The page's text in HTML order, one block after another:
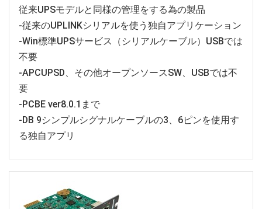
従来UPSモデルと同様の管理をする為の製品
-従来のUPLINKシリアルを使う独自アプリケーション
-Win標準UPSサービス（シリアルケーブル）USBでは
不要
-APCUPSD、その他オープンソースSW、USBでは不
要
-PCBE ver8.0.1まで
-DB 9シンプルシグナルケーブルの3、6ピンを使用す
る独自アプリ